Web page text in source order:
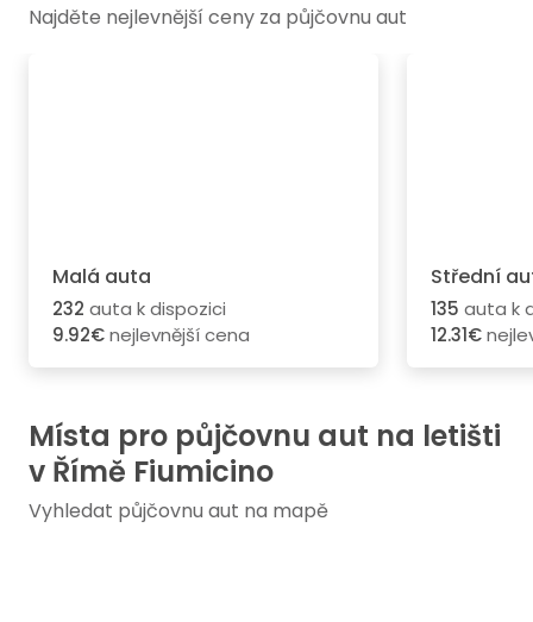
Najděte nejlevnější ceny za půjčovnu aut
Malá auta
232 auta k dispozici
9.92€nejlevnější cena
Střední
135 auta k
12.31€
Místa pro půjčovnu aut na letišti
v Římě Fiumicino
Vyhledat půjčovnu aut na mapě